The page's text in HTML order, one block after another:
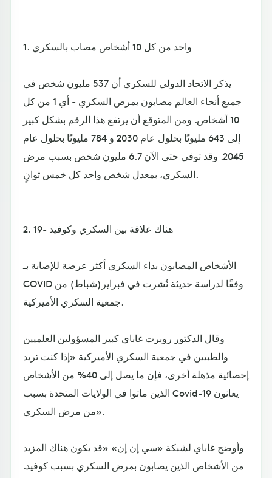
1. واحد من كل 10 أشخاص مصاب بالسكري
يذكر الاتحاد الدولي للسكري أن 537 مليون شخص في
جميع أنحاء العالم مصابون بمرض السكري - أي 1 من كل
10 أشخاص. ومن المتوقع أن يرتفع هذا الرقم بشكل كبير
إلى 643 مليونًا بحلول عام 2030 و 784 مليونًا بحلول عام
2045. وقد توفي حتى الآن 6.7 مليون شخص بسبب مرض
السكري، بمعدل شخص واحد كل خمس ثوانٍ.
2. هناك علاقة بين السكري وكوفيد -19
الأشخاص المصابون بداء السكري أكثر عرضة للإصابة بـ
COVID وفقًا لدراسة حديثة نُشرت في فبراير(شباط) من
جمعية السكري الأميركية.
وقال الدكتور روبرت غاباي كبير المسؤولين العلميين
والطبيين في جمعية السكري الأميركية «إذا كنت تريد
إحصائية مذهلة أخرى، فإن ما يصل إلى 40% من الأشخاص
الذين ماتوا في الولايات المتحدة بسبب Covid-19 يعانون
من مرض السكري».
وأوضح غاباي لشبكة «سي إن إن» «قد يكون هناك المزيد
من الأشخاص الذين يصابون بمرض السكري بسبب كوفيد.